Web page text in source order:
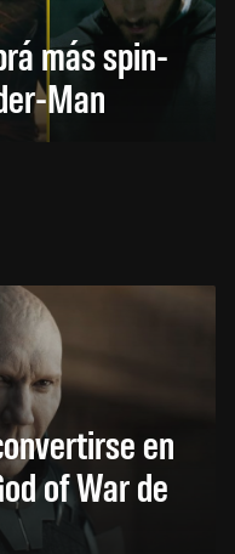
más spin-
Man
en
of War de